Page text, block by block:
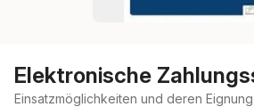
Elektronische
Einsatzmöglichkeiten und deren